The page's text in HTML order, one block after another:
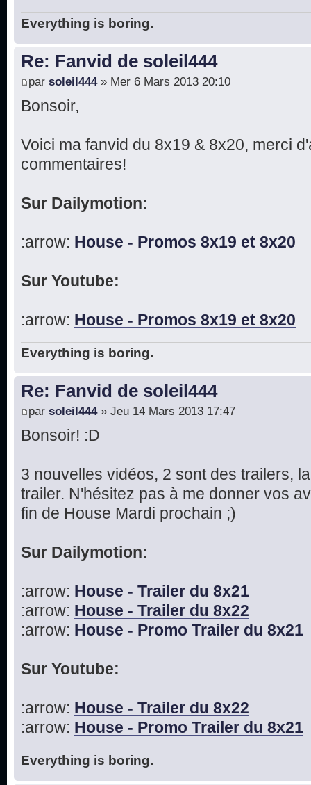
Everything is boring.
Re: Fanvid de soleil444
par soleil444» Mer 6 Mars 2013 20:10
Bonsoir,
Voici ma fanvid du 8x19 & 8x20, merci
commentaires!
Sur Dailymotion:
:arrow: House - Promos 8x19 et 8x20
Sur Youtube:
:arrow: House - Promos 8x19 et 8x20
Everything is boring.
Re: Fanvid de soleil444
par soleil444» Jeu 14 Mars 2013 17:47
Bonsoir! :D
3 nouvelles vidéos, 2 sont des trailers,
trailer. N'hésitez pas à me donner vos
fin de House Mardi prochain ;)
Sur Dailymotion:
:arrow: House - Trailer du 8x21
:arrow: House - Trailer du 8x22
:arrow: House - Promo Trailer du 8x21
Sur Youtube:
:arrow: House - Trailer du 8x22
:arrow: House - Promo Trailer du 8x21
Everything is boring.